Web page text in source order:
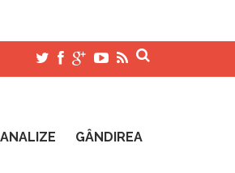
GÂNDIREA